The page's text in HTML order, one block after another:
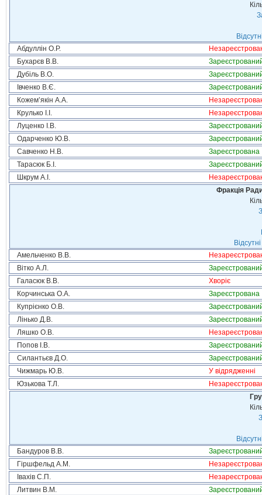
Абдуллін О.Р.
Бухарєв В.В.
Дубіль В.О.
Івченко В.Є.
Кожем’якін А.А.
Крулько І.І.
Луценко І.В.
Одарченко Ю.В.
Савченко Н.В.
Зареєстрована
Тарасюк Б.І.
Шкрум А.І.
Фракція
Амельченко В.В.
Вітко А.Л.
Галасюк В.В.
Хворіє
Корчинська О.А.
Зареєстрована
Купрієнко О.В.
Лінько Д.В.
Ляшко О.В.
Попов І.В.
Силантьєв Д.О.
Чижмарь Ю.В.
У відрядженні
Юзькова Т.Л.
Бандуров В.В.
Гіршфельд А.М.
Івахів С.П.
Литвин В.М.